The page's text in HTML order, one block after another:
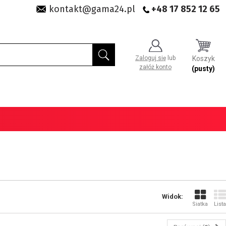
kontakt@gama24.pl +48 17 852 12 65
Zaloguj się lub
załóż konto
Koszyk
(pusty)
Widok:
Siatka Lista